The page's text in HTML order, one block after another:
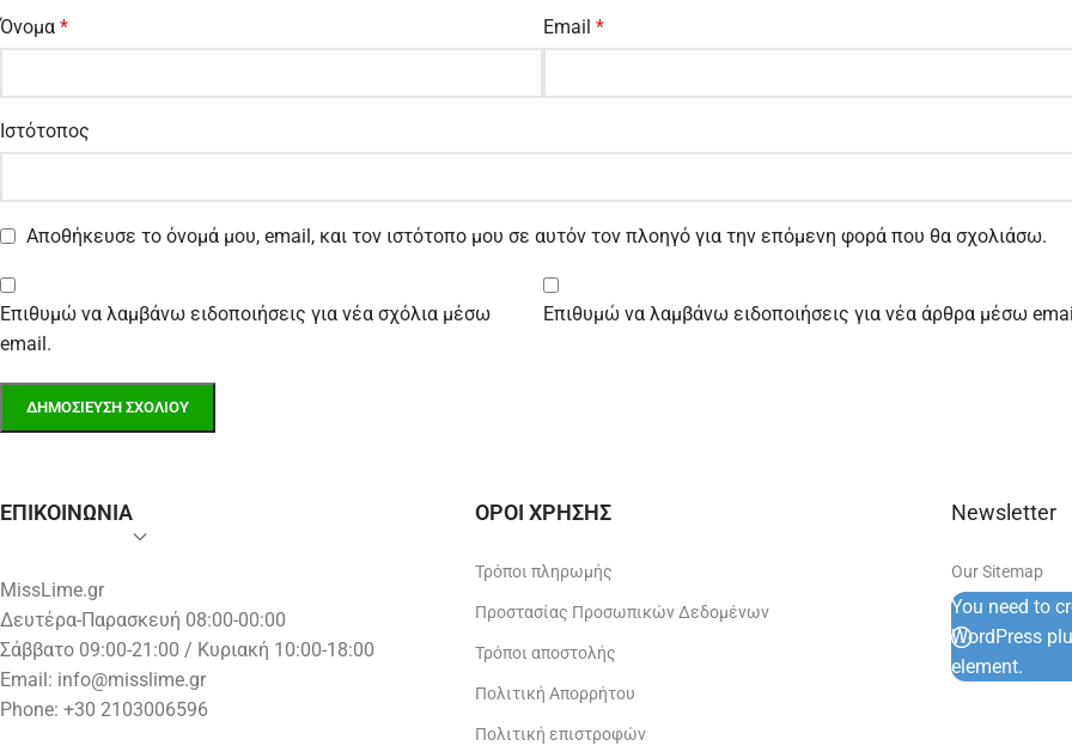
Όνομα * Email*
Ιστότοπος
Αποθήκευσε το όνομά μου, email, και τον ιστότοπο μου σε αυτόν τον πλοηγό για την επόμενη φορά που θα σχολιάσω.
Επιθυμώ να λαμβάνω ειδοποιήσεις για νέα σχόλια μέσω
email.
Επιθυμώ να λαμβάνω ειδοποιήσεις για νέα άρθρα μέσω
ΕΠΙΚΟΙΝΩΝΙΑ
MissLime.gr
Δευτέρα-Παρασκευή 08:00-00:00
Σάββατο 09:00-21:00 / Κυριακή 10:00-18:00
Email: info@misslime.gr
Phone: +30 2103006596
ΟΡΟΙ ΧΡΗΣΗΣ
Τρόποι πληρωμής
Προστασίας Προσωπικών Δεδομένων
Τρόποι αποστολής
Πολιτική Απορρήτου
Πολιτική επιστροφών
Newsletter
Our Sitemap
You need to
WordPress
element.